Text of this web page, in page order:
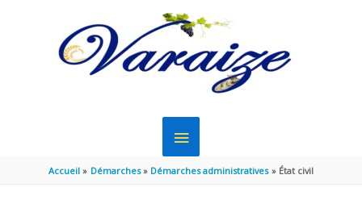
MENU
PRINCIPAL
Accueil Démarches Démarches administratives État civil